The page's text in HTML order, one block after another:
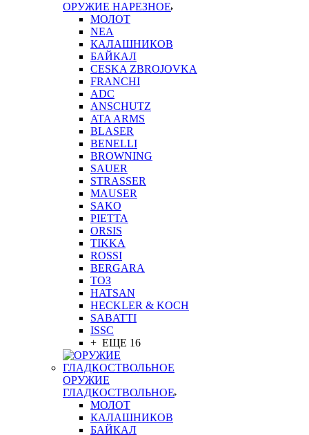
ОРУЖИЕ НАРЕЗНОЕ
МОЛОТ
NEA
КАЛАШНИКОВ
БАЙКАЛ
CESKA ZBROJOVKA
FRANCHI
ADC
ANSCHUTZ
ATA ARMS
BLASER
BENELLI
BROWNING
SAUER
STRASSER
MAUSER
SAKO
PIETTA
ORSIS
TIKKA
ROSSI
BERGARA
ТОЗ
HATSAN
HECKLER & KOCH
SABATTI
ISSC
+ ЕЩЕ 16
ОРУЖИЕ
ГЛАДКОСТВОЛЬНОЕ
МОЛОТ
КАЛАШНИКОВ
БАЙКАЛ